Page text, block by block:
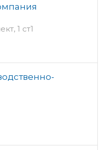
1 ст1